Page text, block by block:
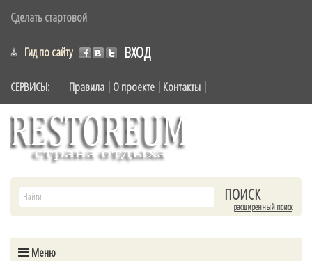
Сделать стартовой
ВХОД
Гид по сайту
СЕРВИСЫ: Правила О проекте Контакты
расширенный поиск
Меню